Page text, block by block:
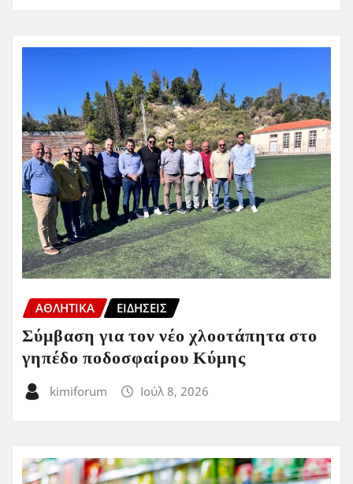
ΑΘΛΗΤΙΚΑ ΕΙΔΗΣΕΙΣ
Σύμβαση για τον νέο χλοοτάπητα στο
γηπέδο ποδοσφαίρου Κύμης
kimiforum Ιούλ 8, 2026